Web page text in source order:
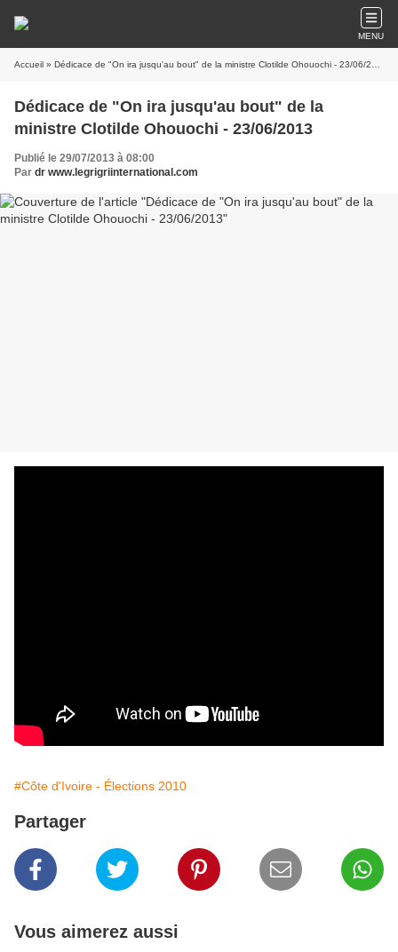
MENU
Accueil » Dédicace de "On ira jusqu'au bout" de la ministre Clotilde Ohouochi - 23/06/2013
Dédicace de "On ira jusqu'au bout" de la
ministre Clotilde Ohouochi - 23/06/2013
Publié le 29/07/2013 à 08:00
Par dr www.legrigriinternational.com
#Côte d'Ivoire - Élections 2010
Partager
Vous aimerez aussi